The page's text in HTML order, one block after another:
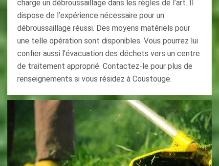
charge un débroussaillage dans les règles de l’art. Il
dispose de l’expérience nécessaire pour un
débroussaillage réussi. Des moyens matériels pour
une telle opération sont disponibles. Vous pourrez lui
confier aussi l’évacuation des déchets vers un centre
de traitement approprié. Contactez-le pour plus de
renseignements si vous résidez à Coustouge.